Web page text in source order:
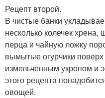
Рецепт второй.
В чистые банки
несколько колечек хрена,
перца и чайную ложку
вымытые огурчики
измельченным укропом и
этого рецепта
овощей.